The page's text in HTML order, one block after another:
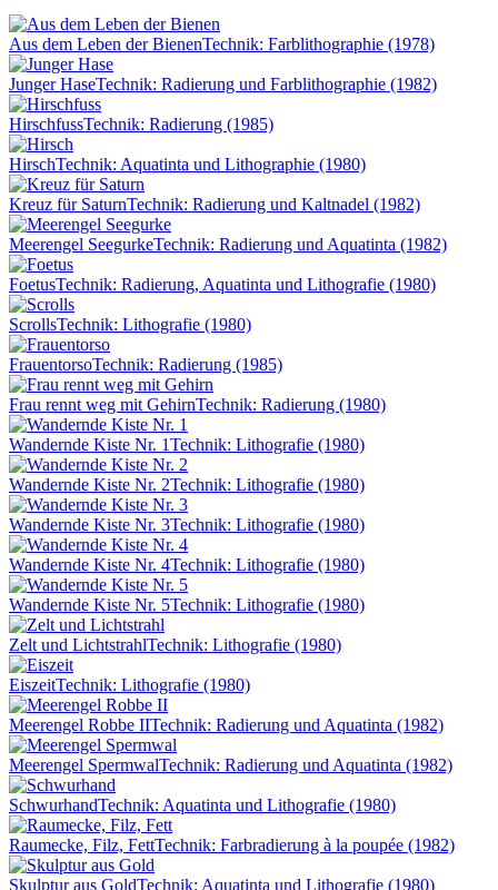
Aus dem Leben der BienenTechnik: Farblithographie (1978)
Junger HaseTechnik: Radierung und Farblithographie (1982)
HirschfussTechnik: Radierung (1985)
HirschTechnik: Aquatinta und Lithographie (1980)
Kreuz für SaturnTechnik: Radierung und Kaltnadel (1982)
Meerengel SeegurkeTechnik: Radierung und Aquatinta (1982)
FoetusTechnik: Radierung, Aquatinta und Lithografie (1980)
ScrollsTechnik: Lithografie (1980)
FrauentorsoTechnik: Radierung (1985)
Frau rennt weg mit GehirnTechnik: Radierung (1980)
Wandernde Kiste Nr. 1Technik: Lithografie (1980)
Wandernde Kiste Nr. 2Technik: Lithografie (1980)
Wandernde Kiste Nr. 3Technik: Lithografie (1980)
Wandernde Kiste Nr. 4Technik: Lithografie (1980)
Wandernde Kiste Nr. 5Technik: Lithografie (1980)
Zelt und LichtstrahlTechnik: Lithografie (1980)
EiszeitTechnik: Lithografie (1980)
Meerengel Robbe IITechnik: Radierung und Aquatinta (1982)
Meerengel SpermwalTechnik: Radierung und Aquatinta (1982)
SchwurhandTechnik: Aquatinta und Lithografie (1980)
Raumecke, Filz, FettTechnik: Farbradierung à la poupée (1982)
Skulptur aus GoldTechnik: Aquatinta und Lithografie (1980)